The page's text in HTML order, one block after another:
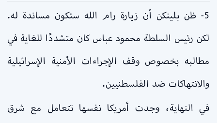
5- ظن بلينكن أن زيارة رام الله ستكون مساندة له.
لكن رئيس السلطة محمود عباس كان متشددًا للغاية في
مطالبه بخصوص وقف الإجراءات الأمنية الإسرائيلية
والانتهاكات ضد الفلسطنيين.
في النهاية، وجدت أمريكا نفسها تتعامل مع شرق